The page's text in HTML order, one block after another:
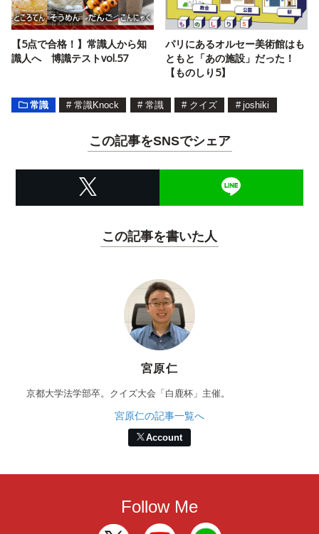
【5点で合格！】常識人から知
識人へ 博識テストvol.57
パリにあるオルセー美術館はも
ともと「あの施設」だった！
【ものしり5】
常識 # 常識Knock # 常識 # クイズ # joshiki
この記事をSNSでシェア
この記事を書いた人
宮原仁
京都大学法学部卒。クイズ大会「白鹿杯」主催。
宮原仁の記事一覧へ
Account
Follow Me